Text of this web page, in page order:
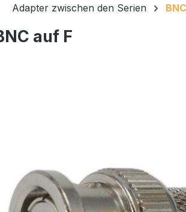
Adapter zwischen den Serien
auf F